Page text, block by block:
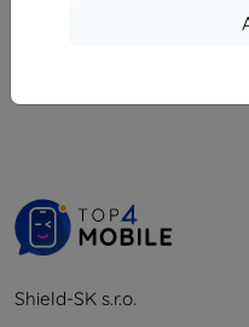
Shield-SK s.r.o.